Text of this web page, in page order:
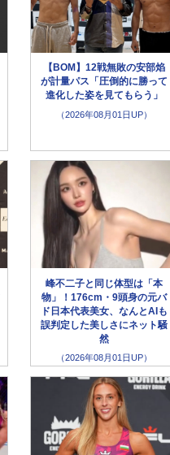
【BOM】12戦無敗の安部焰
が計量パス「圧倒的に勝って
進化した姿を見てもらう」
（2026年08月01日UP）
峰不二子と同じ体型は「本
物」！176cm・9頭身の元バ
ド日本代表美女、なんとAIも
誤判定した美しさにネット騒
然
（2026年08月01日UP）